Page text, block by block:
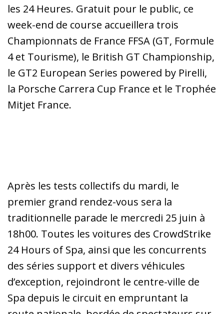
les 24 Heures. Gratuit pour le public, ce
week-end de course accueillera trois
Championnats de France FFSA (GT, Formule
4 et Tourisme), le British GT Championship,
le GT2 European Series powered by Pirelli,
la Porsche Carrera Cup France et le Trophée
Mitjet France.
Après les tests collectifs du mardi, le
premier grand rendez-vous sera la
traditionnelle parade le mercredi 25 juin à
18h00. Toutes les voitures des CrowdStrike
24 Hours of Spa, ainsi que les concurrents
des séries support et divers véhicules
d’exception, rejoindront le centre-ville de
Spa depuis le circuit en empruntant la